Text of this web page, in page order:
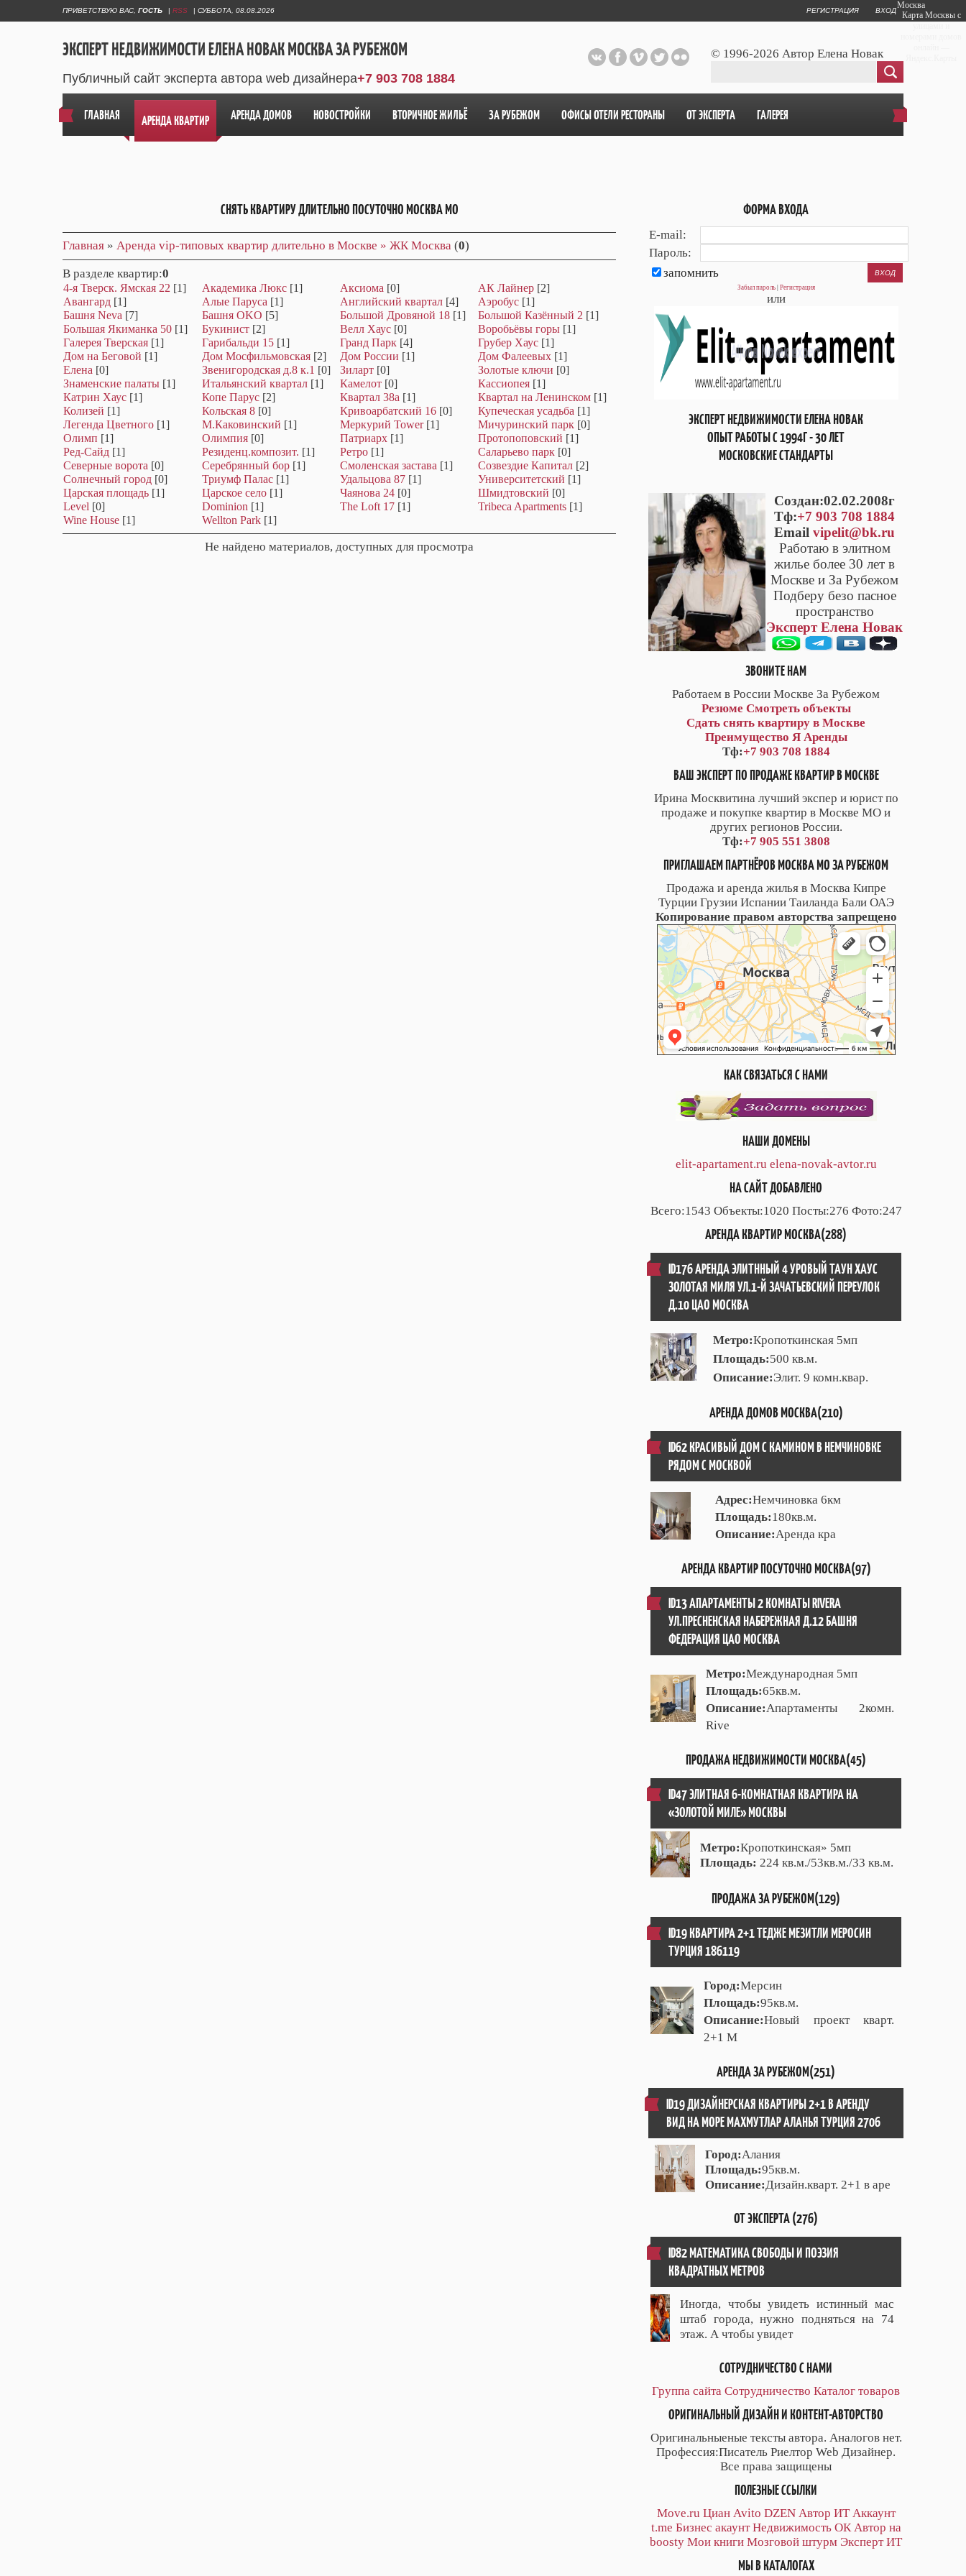
ПРИВЕТСТВУЮ ВАС ГОСТЬ | RSS | СУББОТА, 08.08.2026 РЕГИСТРАЦИЯ ВХОД
ЭКСПЕРТ НЕДВИЖИМОСТИ ЕЛЕНА НОВАК МОСКВА ЗА РУБЕЖОМ
Публичный сайт эксперта автора web дизайнера+7 903 708 1884
© 1996-2026 Автор Елена Новак
ГЛАВНАЯ АРЕНДА КВАРТИР АРЕНДА ДОМОВ НОВОСТРОЙКИ ВТОРИЧНОЕ ЖИЛЬЁ ЗА РУБЕЖОМ ОФИСЫ ОТЕЛИ РЕСТОРАНЫ ОТ ЭКСПЕРТА ГАЛЕРЕЯ
СНЯТЬ КВАРТИРУ ДЛИТЕЛЬНО ПОСУТОЧНО МОСКВА МО
Главная » Аренда vip-типовых квартир длительно в Москве » ЖК Москва (0)
В разделе квартир:0
4-я Тверск. Ямская 22 [1] Академика Люкс [1] Аксиома [0] АК Лайнер [2]
Авангард [1] Алые Паруса [1] Английский квартал [4] Аэробус [1]
Башня Neva [7] Башня OKO [5] Большой Дровяной 18 [1] Большой Казённый 2 [1]
Большая Якиманка 50 [1] Букинист [2] Велл Хаус [0] Воробьёвы горы [1]
Галерея Тверская [1] Гарибальди 15 [1] Гранд Парк [4] Грубер Хаус [1]
Дом на Беговой [1] Дом Мосфильмовская [2] Дом России [1] Дом Фалеевых [1]
Елена [0] Звенигородская д.8 к.1 [0] Зиларт [0] Золотые ключи [0]
Знаменские палаты [1] Итальянский квартал [1] Камелот [0] Кассиопея [1]
Катрин Хаус [1] Копе Парус [2] Квартал 38а [1] Квартал на Ленинском [1]
Колизей [1] Кольская 8 [0] Кривоарбатский 16 [0] Купеческая усадьба [1]
Легенда Цветного [1] М.Каковинский [1] Меркурий Tower [1] Мичуринский парк [0]
Олимп [1] Олимпия [0] Патриарх [1] Протопоповский [1]
Ред-Сайд [1] Резиденц.композит. [1] Ретро [1] Саларьево парк [0]
Северные ворота [0] Серебрянный бор [1] Смоленская застава [1] Созвездие Капитал [2]
Солнечный город [0] Триумф Палас [1] Удальцова 87 [1] Университетский [1]
Царская площадь [1] Царское село [1] Чаянова 24 [0] Шмидтовский [0]
Level [0] Dominion [1] The Loft 17 [1] Tribeca Apartments [1]
Wine House [1] Wellton Park [1]
Не найдено материалов, доступных для просмотра
ФОРМА ВХОДА
E-mail:
Пароль:
запомнить
Забыл пароль| Регистрация
или
ЭКСПЕРТ НЕДВИЖИМОСТИ ЕЛЕНА НОВАК
ОПЫТ РАБОТЫ С 1994Г - 30 ЛЕТ
МОСКОВСКИЕ СТАНДАРТЫ
Cоздан:02.02.2008г
Тф:+7 903 708 1884
Emailvipelit@bk.ru
Работаю в элитном
жилье более 30 лет в
Москве и За Рубежом
Подберу безо пасное
пространство
Эксперт Елена Новак
ЗВОНИТЕ НАМ
Работаем в России Москве За Рубежом
Резюме Смотреть объекты
Сдать снять квартиру в Москве
Преимущество Я Аренды
Тф:+7 903 708 1884
ВАШ ЭКСПЕРТ ПО ПРОДАЖЕ КВАРТИР В МОСКВЕ
Ирина Москвитина лучший экспер и юрист по
продаже и покупке квартир в Москве МО и
других регионов России.
Тф:+7 905 551 3808
ПРИГЛАШАЕМ ПАРТНЁРОВ МОСКВА МО ЗА РУБЕЖОМ
Продажа и аренда жилья в Москва Кипре
Турции Грузии Испании Таиланда Бали ОАЭ
Копирование правом авторства запрещено
Москва
Карта Москвы с
КАК СВЯЗАТЬСЯ С НАМИ
НАШИ ДОМЕНЫ
elit-apartament.ru elena-novak-avtor.ru
НА САЙТ ДОБАВЛЕНО
Всего:1543 Объекты:1020 Посты:276 Фото:247
АРЕНДА КВАРТИР МОСКВА(288)
ID176 АРЕНДА ЭЛИТННЫЙ 4 УРОВЫЙ ТАУН ХАУС
ЗОЛОТАЯ МИЛЯ УЛ.1-Й ЗАЧАТЬЕВСКИЙ ПЕРЕУЛОК
Д.10 ЦАО МОСКВА
Метро:Кропоткинская 5мп
Площадь:500 кв.м.
Описание:Элит. 9 комн.квар.
АРЕНДА ДОМОВ МОСКВА(210)
ID62 КРАСИВЫЙ ДОМ С КАМИНОМ В НЕМЧИНОВКЕ
РЯДОМ С МОСКВОЙ
Адрес:Немчиновка 6км
Площадь:180кв.м.
Описание:Аренда кра
АРЕНДА КВАРТИР ПОСУТОЧНО МОСКВА(97)
ID13 АПАРТАМЕНТЫ 2 КОМНАТЫ RIVERA
УЛ.ПРЕСНЕНСКАЯ НАБЕРЕЖНАЯ Д.12 БАШНЯ
ФЕДЕРАЦИЯ ЦАО МОСКВА
Метро:Международная 5мп
Площадь:65кв.м.
Описание:Апартаменты 2комн.
Rive
ПРОДАЖА НЕДВИЖИМОСТИ МОСКВА(45)
ID47 ЭЛИТНАЯ 6-КОМНАТНАЯ КВАРТИРА НА
«ЗОЛОТОЙ МИЛЕ» МОСКВЫ
Метро:Кропоткинская» 5мп
Площадь: 224 кв.м./53кв.м./33 кв.м.
ПРОДАЖА ЗА РУБЕЖОМ(129)
ID19 КВАРТИРА 2+1 ТЕДЖЕ МЕЗИТЛИ МЕРОСИН
ТУРЦИЯ 186119
Город:Мерсин
Площадь:95кв.м.
Описание:Новый проект кварт.
2+1 М
АРЕНДА ЗА РУБЕЖОМ(251)
ID19 ДИЗАЙНЕРСКАЯ КВАРТИРЫ 2+1 В АРЕНДУ
ВИД НА МОРЕ МАХМУТЛАР АЛАНЬЯ ТУРЦИЯ 2706
Город:Алания
Площадь:95кв.м.
Описание:Дизайн.кварт. 2+1 в аре
ОТ ЭКСПЕРТА (276)
ID82 МАТЕМАТИКА СВОБОДЫ И ПОЭЗИЯ
КВАДРАТНЫХ МЕТРОВ
Иногда, чтобы увидеть истинный мас
штаб города, нужно подняться на 74
этаж. А чтобы увидет
СОТРУДНИЧЕСТВО С НАМИ
Группа сайта Сотрудничество Каталог товаров
ОРИГИНАЛЬНЫЙ ДИЗАЙН И КОНТЕНТ-АВТОРСТВО
Оригинальныеные тексты автора. Аналогов нет.
Профессия:Писатель Риелтор Web Дизайнер.
Все права защищены
ПОЛЕЗНЫЕ ССЫЛКИ
Move.ru Циан Avito DZEN Автор ИТ Аккаунт
t.me Бизнес акаунт Недвижимость ОК Автор на
boosty Мои книги Мозговой штурм Эксперт ИТ
МЫ В КАТАЛОГАХ